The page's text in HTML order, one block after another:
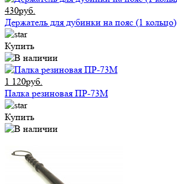
430руб.
Держатель для дубинки на пояс (1 кольцо)
Купить
1 120руб.
Палка резиновая ПР-73М
Купить